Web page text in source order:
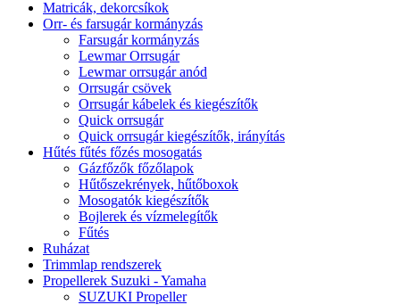
Matricák, dekorcsíkok
Orr- és farsugár kormányzás
Farsugár kormányzás
Lewmar Orrsugár
Lewmar orrsugár anód
Orrsugár csövek
Orrsugár kábelek és kiegészítők
Quick orrsugár
Quick orrsugár kiegészítők, irányítás
Hűtés fűtés főzés mosogatás
Gázfőzők főzőlapok
Hűtőszekrények, hűtőboxok
Mosogatók kiegészítők
Bojlerek és vízmelegítők
Fűtés
Ruházat
Trimmlap rendszerek
Propellerek Suzuki - Yamaha
SUZUKI Propeller